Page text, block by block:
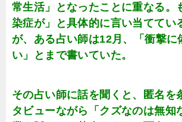
常生活」となったことに重なる。
染症が」と具体的に言い当ててい
が、ある占い師は12月、「衝撃に
い」とまで書いていた。
その占い師に話を聞くと、匿名を
タビューながら「クズなのは無知